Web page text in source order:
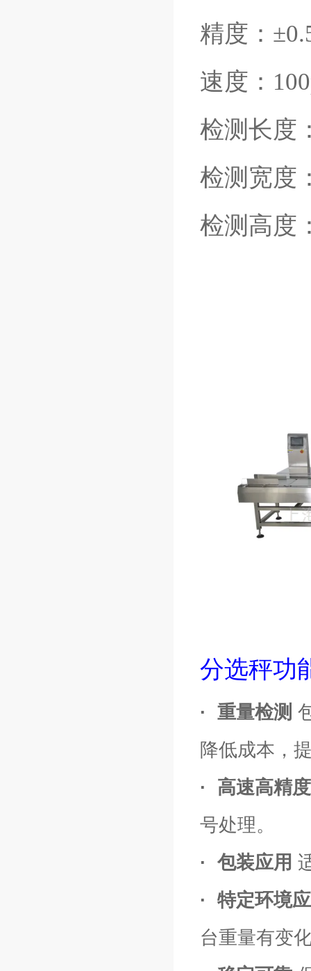
精度：
速度：
检测长度
检测宽度
检测高度
分选秤功
· 重量检测
降低成本，
· 高速高精度
号处理。
· 包装应用
· 特定环境
台重量有变